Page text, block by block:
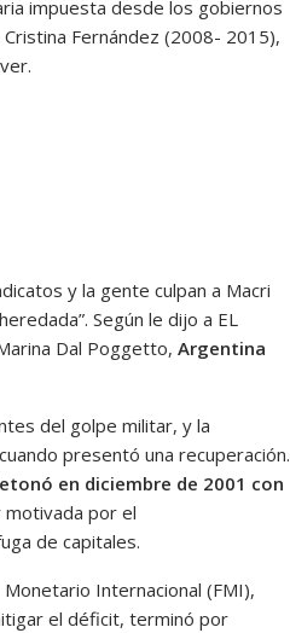
impuesta desde los gobiernos
Fernández (2008- 2015),
y la gente culpan a Macri
Según le dijo a EL
Dal Poggetto, Argentina
del golpe militar, y la
presentó una recuperación.
en diciembre de 2001 con
motivada por el
de capitales.
Internacional (FMI),
el déficit, terminó por